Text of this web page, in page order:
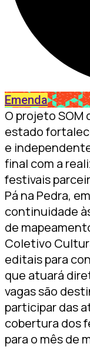
Emenda
O projeto SOM
estado
e
final com a
festivais
Pá na Pedra,
continuidade
de
Coletivo
editais para
que atuará
vagas são
participar das
cobertura dos
para o mês de